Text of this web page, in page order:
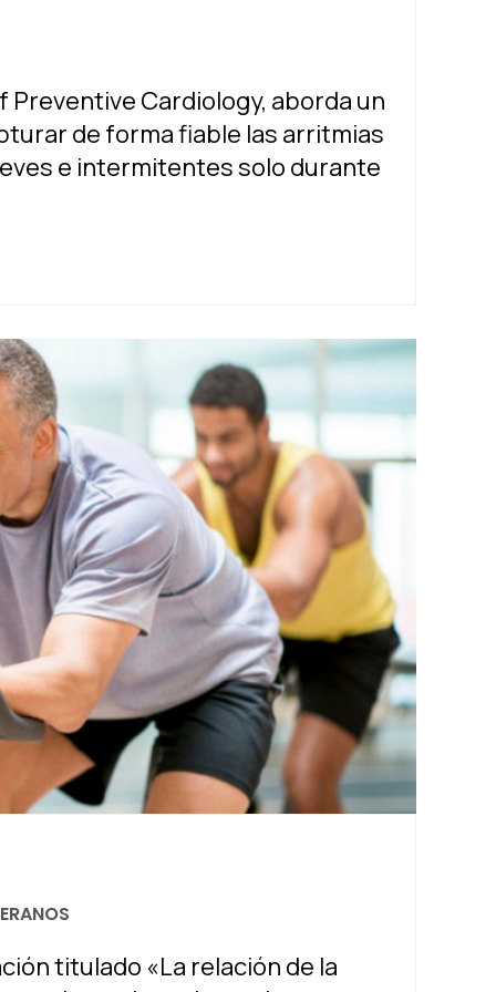
Cardiology, aborda un
de forma fiable las arritmias
e intermitentes solo durante
titulado «La relación de la